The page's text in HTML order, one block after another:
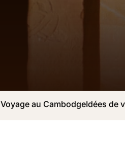
Voyage au CambodgeIdées de